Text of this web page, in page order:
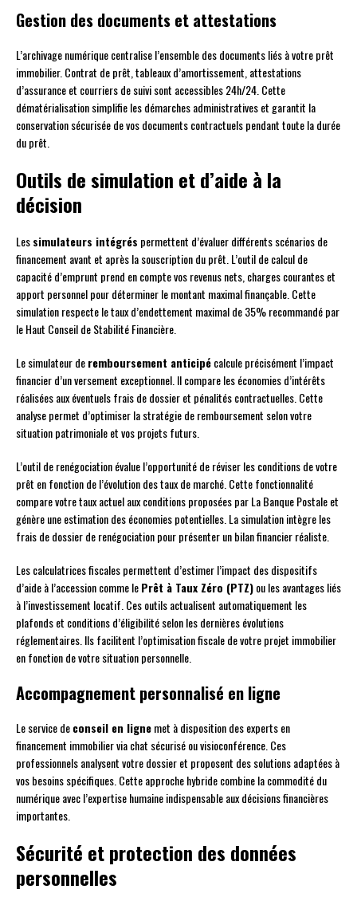
Gestion des documents et attestations
L’archivage numérique centralise l’ensemble des documents liés à votre prêt
immobilier. Contrat de prêt, tableaux d’amortissement, attestations
d’assurance et courriers de suivi sont accessibles 24h/24. Cette
dématérialisation simplifie les démarches administratives et garantit la
conservation sécurisée de vos documents contractuels pendant toute la durée
du prêt.
Outils de simulation et d’aide à la
décision
Lessimulateurs intégrés permettent d’évaluer différents scénarios de
financement avant et après la souscription du prêt. L’outil de calcul de
capacité d’emprunt prend en compte vos revenus nets, charges courantes et
apport personnel pour déterminer le montant maximal finançable. Cette
simulation respecte le taux d’endettement maximal de 35% recommandé par
le Haut Conseil de Stabilité Financière.
Le simulateur deremboursement anticipécalcule précisément l’impact
financier d’un versement exceptionnel. Il compare les économies d’intérêts
réalisées aux éventuels frais de dossier et pénalités contractuelles. Cette
analyse permet d’optimiser la stratégie de remboursement selon votre
situation patrimoniale et vos projets futurs.
L’outil de renégociation évalue l’opportunité de réviser les conditions de votre
prêt en fonction de l’évolution des taux de marché. Cette fonctionnalité
compare votre taux actuel aux conditions proposées par La Banque Postale et
génère une estimation des économies potentielles. La simulation intègre les
frais de dossier de renégociation pour présenter un bilan financier réaliste.
Les calculatrices fiscales permettent d’estimer l’impact des dispositifs
d’aide à l’accession comme lePrêt à Taux Zéro (PTZ)ou les avantages liés
à l’investissement locatif. Ces outils actualisent automatiquement les
plafonds et conditions d’éligibilité selon les dernières évolutions
réglementaires. Ils facilitent l’optimisation fiscale de votre projet immobilier
en fonction de votre situation personnelle.
Accompagnement personnalisé en ligne
Le service deconseil en lignemet à disposition des experts en
financement immobilier via chat sécurisé ou visioconférence. Ces
professionnels analysent votre dossier et proposent des solutions adaptées à
vos besoins spécifiques. Cette approche hybride combine la commodité du
numérique avec l’expertise humaine indispensable aux décisions financières
importantes.
Sécurité et protection des données
personnelles